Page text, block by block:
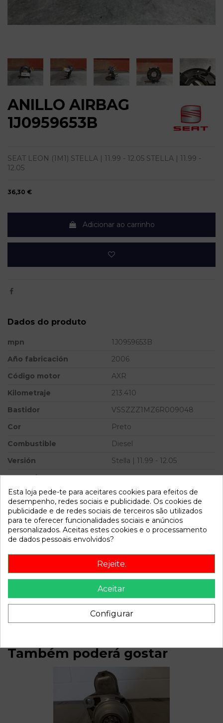
ANILLO AIRBAG
1J0959653B
SEAT LEON (1M1) STELLA | 11.99 - 12.05 STELLA | 11.99 -
12.05
36,30 €
Adicionar ao carrinho
Dados do produto
mpn
1J0959653B
Año fabricación
2006
Código motor
AXR
Kilometraje
213.410
Bastidor
VSSZZZ1MZ6R009048
Cor
Preto
Combustible
Diesel
Versión
Stella | 11.99 - 12.05
Potencia
Modelo
LEON (1M1) Stella | 11.99 -
12.05
Referência 806981
Disponível a partir de: 2022-04-06
Descrição
Recambio de anillo airbag para seat leon (1m1) stella | 11.99 -
12.05 stella | 11.99 - 12.05 referencia OEM IAM 1J0959653B
Também poderá gostar
Esta loja pede-te para aceitares cookies para efeitos de
desempenho, redes sociais e publicidade. Os cookies de
publicidade e de redes sociais de terceiros são utilizados
para te oferecer funcionalidades sociais e anúncios
personalizados. Aceitas estes cookies e o processamento
de dados pessoais envolvidos?
Rejeite.
Aceitar
Configurar